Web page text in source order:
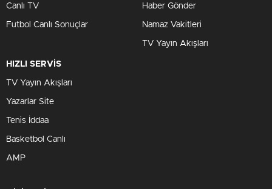
Canlı TV
Futbol Canlı Sonuçlar
Haber Gönder
Namaz Vakitleri
TV Yayın Akışları
HIZLI SERVİS
TV Yayın Akışları
Yazarlar Site
Tenis İddaa
Basketbol Canlı
AMP